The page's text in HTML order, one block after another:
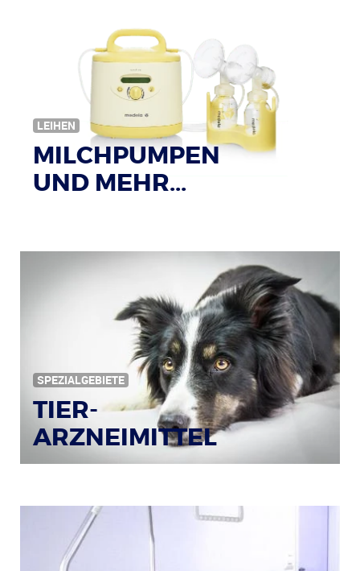
Bildquelle: © Tim Reckmann / pixelio.de
LEIHEN
MILCHPUMPEN
UND MEHR...
SPEZIALGEBIETE
TIER-
ARZNEIMITTEL